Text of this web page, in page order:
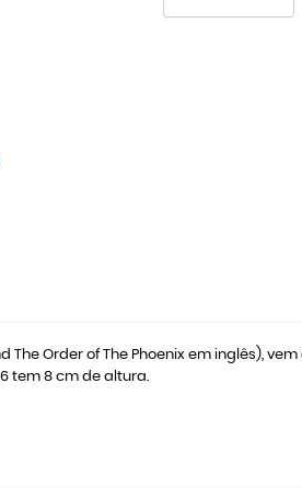
Order of The Phoenix em inglês),
tem 8 cm de altura.